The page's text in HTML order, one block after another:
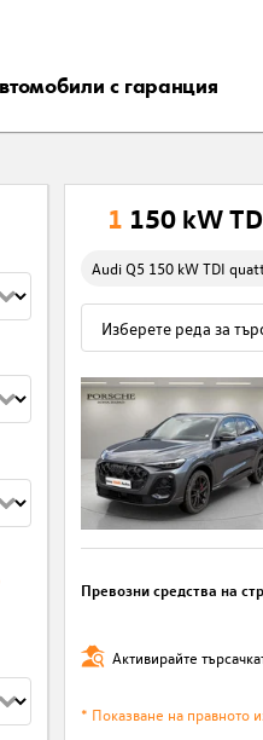
с гаранция
1 150 kW
Audi Q5 150 kW TDI
Превозни средства на
Активирайте
* Показване на правното